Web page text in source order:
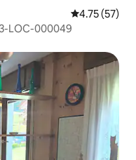
คะแนนเฉลี่ย
4.75 (57)
LOC-000049